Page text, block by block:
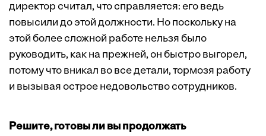
директор считал, что справляется: его ведь
повысили до этой должности. Но поскольку на
этой более сложной работе нельзя было
руководить, как на прежней, он быстро выгорел,
потому что вникал во все детали, тормозя работу
и вызывая острое недовольство сотрудников.
Решите, готовы ли вы продолжать